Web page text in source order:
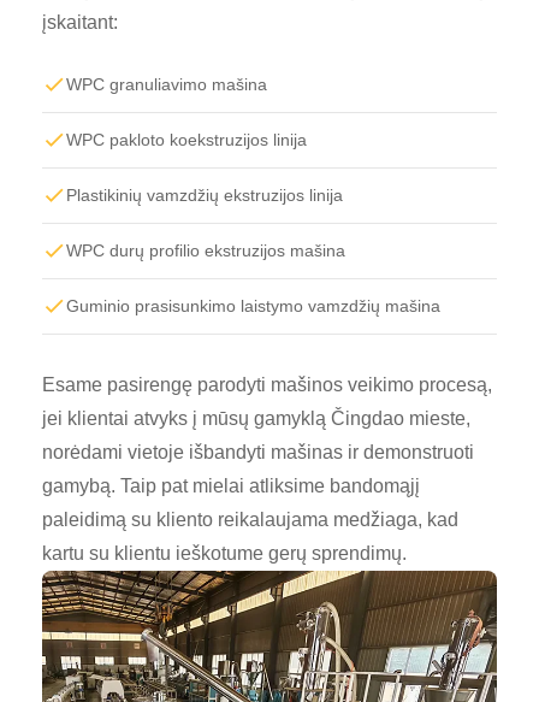
įskaitant:
WPC granuliavimo mašina
WPC pakloto koekstruzijos linija
Plastikinių vamzdžių ekstruzijos linija
WPC durų profilio ekstruzijos mašina
Guminio prasisunkimo laistymo vamzdžių mašina
Esame pasirengę parodyti mašinos veikimo procesą,
jei klientai atvyks į mūsų gamyklą Čingdao mieste,
norėdami vietoje išbandyti mašinas ir demonstruoti
gamybą. Taip pat mielai atliksime bandomąjį
paleidimą su kliento reikalaujama medžiaga, kad
kartu su klientu ieškotume gerų sprendimų.